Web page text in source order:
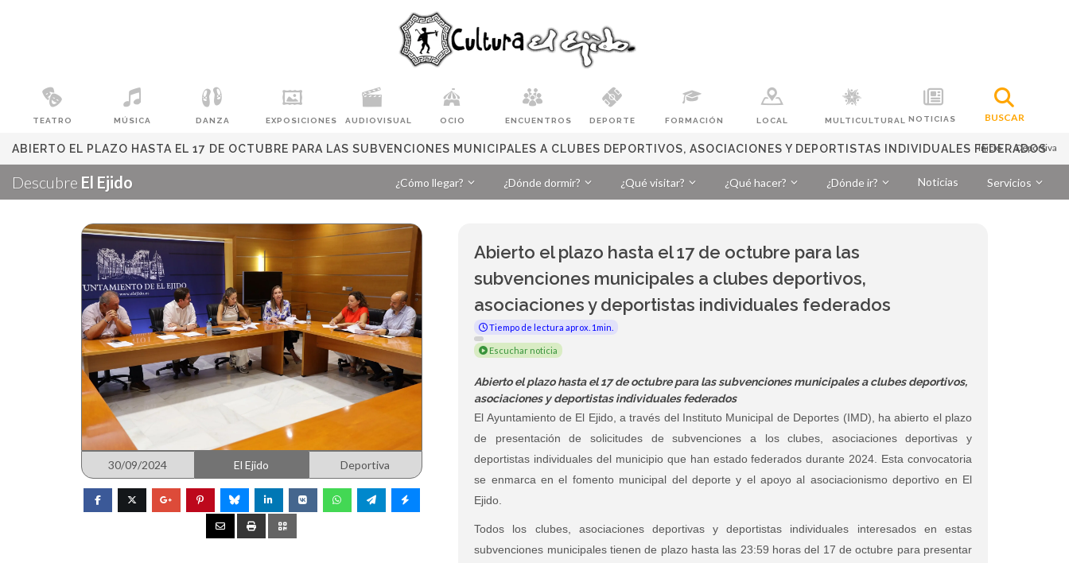
TEATRO MÚSICA DANZA EXPOSICIONES AUDIOVISUAL OCIO ENCUENTROS DEPORTE FORMACIÓN LOCAL MULTICULTURAL NOTICIAS BUSCAR
ABIERTO EL PLAZO HASTA EL 17 DE OCTUBRE PARA LAS SUBVENCIONES MUNICIPALES A CLUBES DEPORTIVOS, ASOCIACIONES Y DEPORTISTAS INDIVIDUALES FEDERADOS
Inicio Deportiva
Descubre El Ejido ¿Cómo llegar? ¿Dónde dormir? ¿Qué visitar? ¿Qué hacer? ¿Dónde ir? Noticias Servicios
30/09/2024 El Ejido Deportiva
Abierto el plazo hasta el 17 de octubre para las
subvenciones municipales a clubes deportivos,
asociaciones y deportistas individuales federados
Tiempo de lectura aprox. 1min.
Escuchar noticia
Abierto el plazo hasta el 17 de octubre para las subvenciones municipales a clubes deportivos,
asociaciones y deportistas individuales federados
El Ayuntamiento de El Ejido, a través del Instituto Municipal de Deportes (IMD), ha abierto el plazo
de presentación de solicitudes de subvenciones a los clubes, asociaciones deportivas y
deportistas individuales del municipio que han estado federados durante 2024. Esta convocatoria
se enmarca en el fomento municipal del deporte y el apoyo al asociacionismo deportivo en El
Ejido.
Todos los clubes, asociaciones deportivas y deportistas individuales interesados en estas
subvenciones municipales tienen de plazo hasta las 23:59 horas del 17 de octubre para presentar